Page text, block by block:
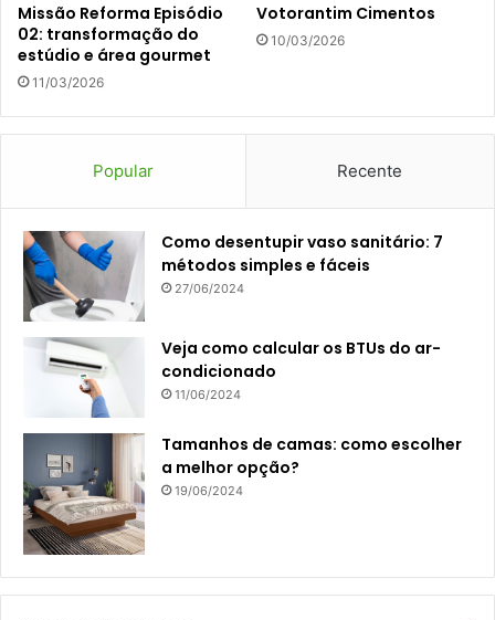
Missão Reforma Episódio
02: transformação do
estúdio e área gourmet
11/03/2026
Votorantim Cimentos
10/03/2026
Popular Recente
Como desentupir vaso sanitário: 7
métodos simples e fáceis
27/06/2024
Veja como calcular os BTUs do ar-
condicionado
11/06/2024
Tamanhos de camas: como escolher
a melhor opção?
19/06/2024